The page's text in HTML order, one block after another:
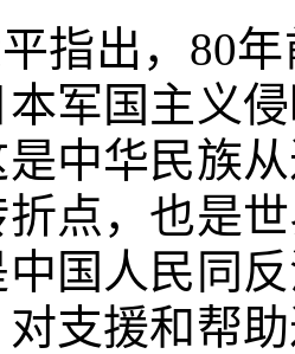
指出，80
军国主义
中华民族
点，也是
国人民同
支援和帮